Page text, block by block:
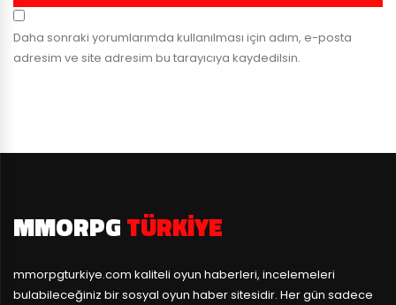
Daha sonraki yorumlarımda kullanılması için adım, e-posta
adresim ve site adresim bu tarayıcıya kaydedilsin.
MMORPGTÜRKIYE
mmorpgturkiye.com kaliteli oyun haberleri, incelemeleri
bulabileceğiniz bir sosyal oyun haber sitesidir. Her gün sadece